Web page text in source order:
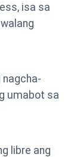
isa sa
umabot sa
libre ang